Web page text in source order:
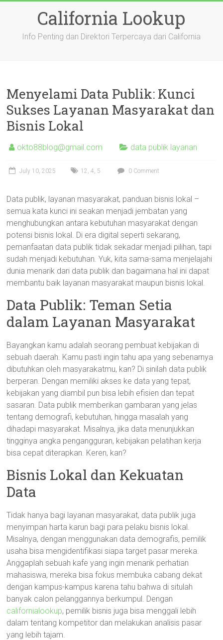
California Lookup
Info Penting dan Direktori Terpercaya dari California
Menyelami Data Publik: Kunci
Sukses Layanan Masyarakat dan
Bisnis Lokal
okto88blog@gmail.com data publik layanan
July 10, 2025 12 ,4, 5 0 Comment
Data publik, layanan masyarakat, panduan bisnis lokal –
semua kata kunci ini seakan menjadi jembatan yang
menghubungkan antara kebutuhan masyarakat dengan
potensi bisnis lokal. Di era digital seperti sekarang,
pemanfaatan data publik tidak sekadar menjadi pilihan, tapi
sudah menjadi kebutuhan. Yuk, kita sama-sama menjelajahi
dunia menarik dari data publik dan bagaimana hal ini dapat
membantu baik layanan masyarakat maupun bisnis lokal.
Data Publik: Teman Setia
dalam Layanan Masyarakat
Bayangkan kamu adalah seorang pembuat kebijakan di
sebuah daerah. Kamu pasti ingin tahu apa yang sebenarnya
dibutuhkan oleh masyarakatmu, kan? Di sinilah data publik
berperan. Dengan memiliki akses ke data yang tepat,
kebijakan yang diambil pun bisa lebih efisien dan tepat
sasaran. Data publik memberikan gambaran yang jelas
tentang demografi, kebutuhan, hingga masalah yang
dihadapi masyarakat. Misalnya, jika data menunjukkan
tingginya angka pengangguran, kebijakan pelatihan kerja
bisa cepat diterapkan. Keren, kan?
Bisnis Lokal dan Kekuatan
Data
Tidak hanya bagi layanan masyarakat, data publik juga
menyimpan harta karun bagi para pelaku bisnis lokal.
Misalnya, dengan menggunakan data demografis, pemilik
usaha bisa mengidentifikasi siapa target pasar mereka.
Anggaplah sebuah kafe yang ingin menarik perhatian
mahasiswa, mereka bisa fokus membuka cabang dekat
dengan kampus-kampus karena tahu bahwa di situlah
banyak calon pelanggannya berkumpul. Dengan
californialookup, pemilik bisnis juga bisa menggali lebih
dalam tentang kompetitor dan melakukan analisis pasar
yang lebih tajam.